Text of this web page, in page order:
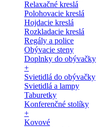
Relaxačné kreslá
Polohovacie kreslá
Hojdacie kreslá
Rozkladacie kreslá
Regály a police
Obývacie steny
Doplnky do obývačky
+
Svietidlá do obývačky
Svietidlá a lampy
Taburetky
Konferenčné stolíky
+
Kovové